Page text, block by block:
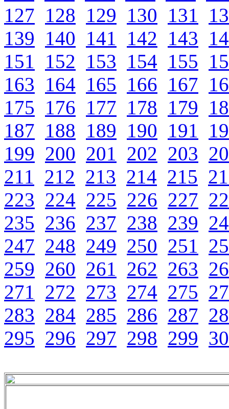
127 128 129 130 131
139 140 141 142 143
151
152 153 154 155
163 164 165 166 167
175 176 177 178 179
187 188 189 190 191
199 200 201 202 203
211 212 213 214 215
223 224 225 226 227
235 236 237 238 239
247 248 249 250 251
259 260 261 262 263
271 272 273 274 275
283 284 285 286 287
295 296 297 298 299